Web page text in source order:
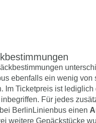
ebenfalls ein wenig von
Im Ticketpreis ist
Für jedes
BerlinLinienbus einen
weitere Gepäckstücke